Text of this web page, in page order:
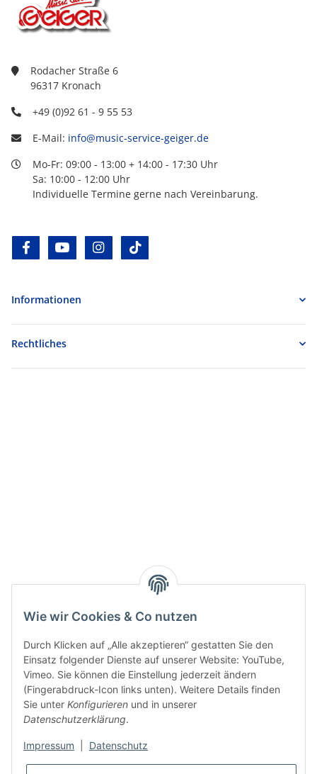
Wie wir Cookies & Co nutzen
Durch Klicken auf „Alle akzeptieren“ gestatten Sie den
Einsatz folgender Dienste auf unserer Website: YouTube,
Vimeo. Sie können die Einstellung jederzeit ändern
(Fingerabdruck-Icon links unten). Weitere Details finden
Sie unter Konfigurieren und in unserer
Datenschutzerklärung.
Impressum Datenschutz
Rodacher Straße 6
96317 Kronach
+49 (0)92 61 - 9 55 53
E-Mail: info@music-service-geiger.de
Mo-Fr: 09:00 - 13:00 + 14:00 - 17:30 Uhr
Sa: 10:00 - 12:00 Uhr
Individuelle Termine gerne nach Vereinbarung.
facebookyoutube instagram
Informationen
Rechtliches